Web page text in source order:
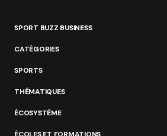
SPORT BUZZ BUSINESS
CATÉGORIES
SPORTS
THÉMATIQUES
ÉCOSYSTÈME